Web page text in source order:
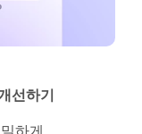
선하기
하게